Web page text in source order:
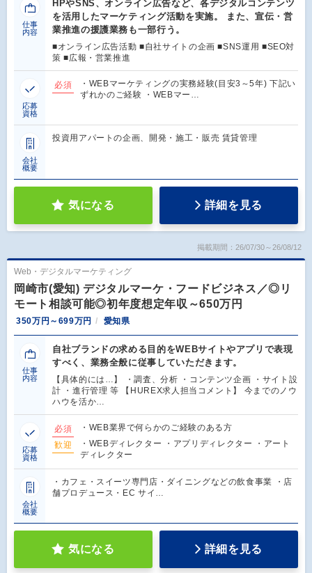
仕事
内容
HPやSNS、オンライン広告など、各デジタルコンテンツ
を活用したマーケティング活動を実施。 また、宣伝・営
業推進の援護業務も一部行う。
■オンライン広告活動 ■自社サイトの企画 ■SNS運用 ■SEO対
策 ■広報・営業推進
応募
資格
必須
・WEBマーケティングの実務経験(目安3～5年) 下記い
ずれかのご経験 ・WEBマー…
会社
概要
投資用アパートの企画、開発・施工・販売 賃貸管理
気になる 詳細を見る
掲載期間：26/07/30～26/08/12
Web・デジタルマーケティング
岡崎市(愛知) デジタルマーケ・フードビジネス／◎リ
モート相談可能◎初年度想定年収～650万円
350万円～699万円 愛知県
仕事
内容
自社ブランドの求める目的をWEBサイトやアプリで表現
すべく、業務全般に従事していただきます。
【具体的には…】 ・調査、分析 ・コンテンツ企画 ・サイト設
計 ・進行管理 等 【HUREX求人担当コメント】 今までのノウ
ハウを活か…
応募
資格
必須
・WEB業界で何らかのご経験のある方
歓迎
・WEBディレクター ・アプリディレクター ・アート
ディレクター
会社
概要
・カフェ・スイーツ専門店・ダイニングなどの飲食事業 ・店
舗プロデュース・EC サイ…
気になる 詳細を見る